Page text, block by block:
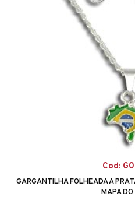
Cod:
GARGANTILHA FOLHEADA A
MAPA